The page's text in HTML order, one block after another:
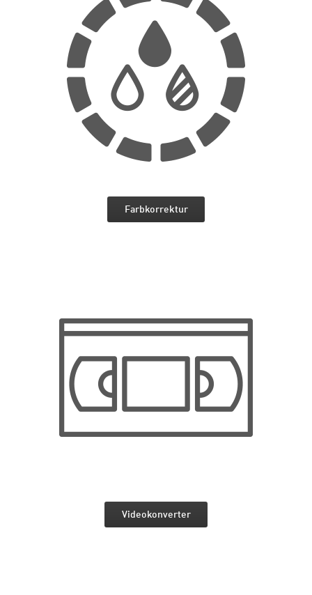
Farbkorrektur
Videokonverter